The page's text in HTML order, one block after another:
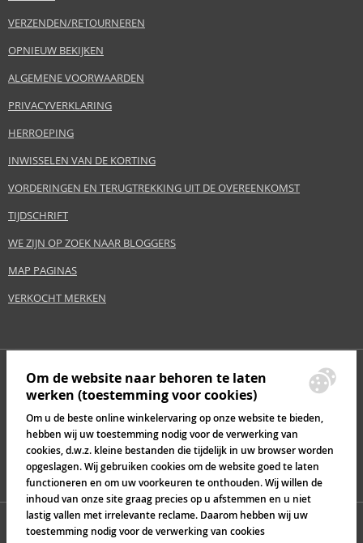
VERZENDEN/RETOURNEREN
OPNIEUW BEKIJKEN
ALGEMENE VOORWAARDEN
PRIVACYVERKLARING
HERROEPING
INWISSELEN VAN DE KORTING
VORDERINGEN EN TERUGTREKKING UIT DE OVEREENKOMST
TIJDSCHRIFT
WE ZIJN OP ZOEK NAAR BLOGGERS
MAP PAGINAS
VERKOCHT MERKEN
Om de website naar behoren te laten
werken (toestemming voor cookies)
Om u de beste online winkelervaring op onze website te bieden,
hebben wij uw toestemming nodig voor de verwerking van
cookies, d.w.z. kleine bestanden die tijdelijk in uw browser worden
opgeslagen. Wij gebruiken cookies om de website goed te laten
functioneren en om uw voorkeuren te onthouden. Wij willen de
inhoud van onze site graag precies op u afstemmen en u niet
lastig vallen met irrelevante reclame. Daarom hebben wij uw
toestemming nodig voor de verwerking van cookies